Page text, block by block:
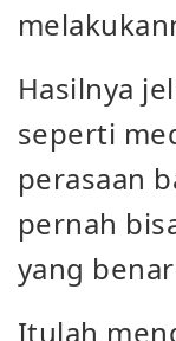
Hasilnya
seperti
perasaan
pernah
yang
Itulah